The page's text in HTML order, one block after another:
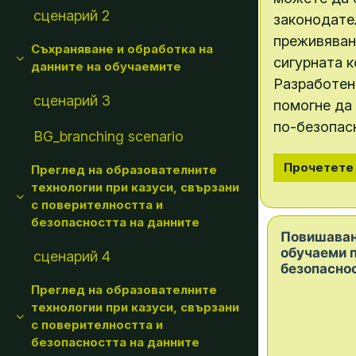
сценарий 2
Collapse
Съхраняване и обработка на
данните на обучаемите
сценарий 3
BG_branching scenario
Collapse
Преглед на образователните
технологии при казуси, свързани
с поверителността и
безопасността на данните
сценарий 4
Collapse
Преглед на образователните
технологии при казуси, свързани
с поверителността и
безопасността на данните
сигурната
помогне
по-
Прочетете
обучаеми